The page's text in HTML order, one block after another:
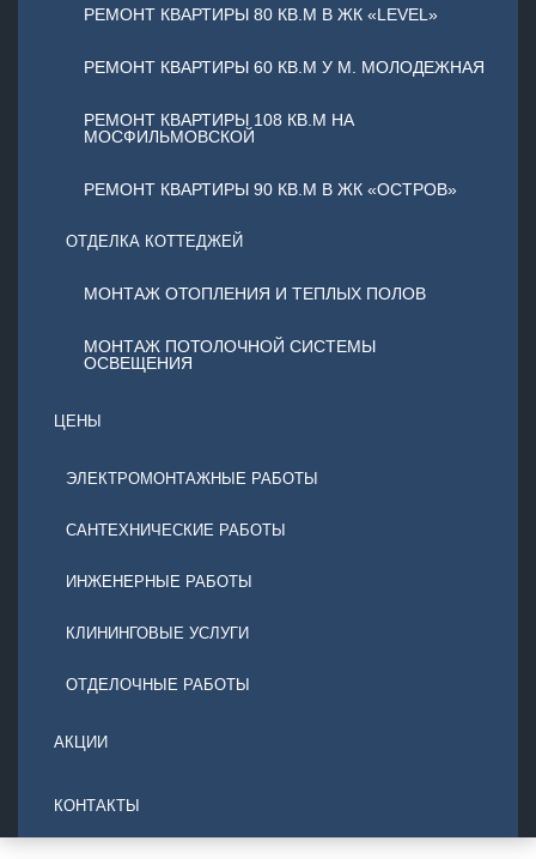
РЕМОНТ КВАРТИРЫ 80 КВ.М В ЖК «LEVEL»
РЕМОНТ КВАРТИРЫ 60 КВ.М У М. МОЛОДЕЖНАЯ
РЕМОНТ КВАРТИРЫ 108 КВ.М НА
МОСФИЛЬМОВСКОЙ
РЕМОНТ КВАРТИРЫ 90 КВ.М В ЖК «ОСТРОВ»
ОТДЕЛКА КОТТЕДЖЕЙ
МОНТАЖ ОТОПЛЕНИЯ И ТЕПЛЫХ ПОЛОВ
МОНТАЖ ПОТОЛОЧНОЙ СИСТЕМЫ
ОСВЕЩЕНИЯ
ЦЕНЫ
ЭЛЕКТРОМОНТАЖНЫЕ РАБОТЫ
САНТЕХНИЧЕСКИЕ РАБОТЫ
ИНЖЕНЕРНЫЕ РАБОТЫ
КЛИНИНГОВЫЕ УСЛУГИ
ОТДЕЛОЧНЫЕ РАБОТЫ
АКЦИИ
КОНТАКТЫ